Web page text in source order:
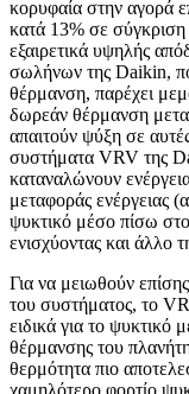
κορυφαία στην αγορά
κατά 13% σε σύγκριση
εξαιρετικά υψηλής
σωλήνων της Daikin,
θέρμανση, παρέχει
δωρεάν θέρμανση
απαιτούν ψύξη σε
συστήματα VRV της
καταναλώνουν
μεταφοράς ενέργειας
ψυκτικό μέσο πίσω
ενισχύοντας και άλλο
Για να μειωθούν
του συστήματος, το
ειδικά για το
θέρμανσης του
θερμότητα πιο
χαμηλότερο φορτίο